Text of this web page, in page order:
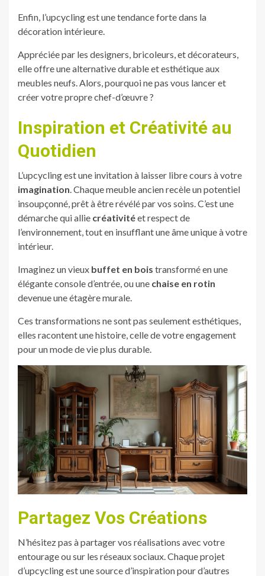
Enfin, l’upcycling est une tendance forte dans la
décoration intérieure.
Appréciée par les designers, bricoleurs, et décorateurs,
elle offre une alternative durable et esthétique aux
meubles neufs. Alors, pourquoi ne pas vous lancer et
créer votre propre chef-d’œuvre ?
Inspiration et Créativité au
Quotidien
L’upcycling est une invitation à laisser libre cours à votre
imagination . Chaque meuble ancien recèle un potentiel
insoupçonné, prêt à être révélé par vos soins. C’est une
démarche qui allie créativitéet respect de
l’environnement, tout en insufflant une âme unique à votre
intérieur.
Imaginez un vieux buffet en bois transformé en une
élégante console d’entrée, ou une chaise en rotin
devenue une étagère murale.
Ces transformations ne sont pas seulement esthétiques,
elles racontent une histoire, celle de votre engagement
pour un mode de vie plus durable.
Partagez Vos Créations
N’hésitez pas à partager vos réalisations avec votre
entourage ou sur les réseaux sociaux. Chaque projet
d’upcycling est une source d’inspiration pour d’autres